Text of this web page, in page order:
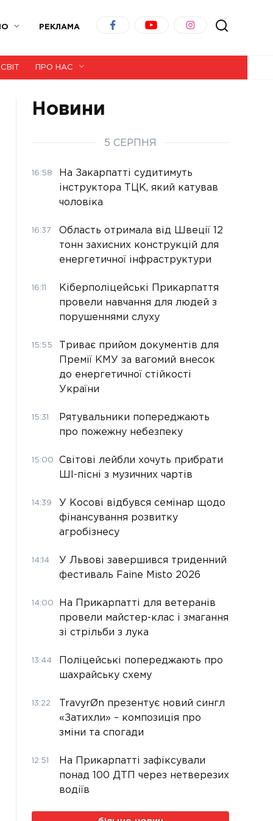
РЕКЛАМА
СВІТ ПРО НАС
Новини
5 СЕРПНЯ
16:58
На Закарпатті судитимуть
інструктора ТЦК, який катував
чоловіка
16:37
Область отримала від Швеції 12
тонн захисних конструкцій для
енергетичної інфраструктури
16:11
Кіберполіцейські Прикарпаття
провели навчання для людей з
порушеннями слуху
15:55
Триває прийом документів для
Премії КМУ за вагомий внесок
до енергетичної стійкості
України
15:31
Рятувальники попереджають
про пожежну небезпеку
15:00
Світові лейбли хочуть прибрати
ШІ-пісні з музичних чартів
14:39
У Косові відбувся семінар щодо
фінансування розвитку
агробізнесу
14:14
У Львові завершився триденний
фестиваль Faine Misto 2026
14:00
На Прикарпатті для ветеранів
провели майстер-клас і змагання
зі стрільби з лука
13:44
Поліцейські попереджають про
шахрайську схему
13:22
TravyrØn презентує новий сингл
«Затихли» – композиція про
зміни та спогади
12:51
На Прикарпатті зафіксували
понад 100 ДТП через нетверезих
водіїв